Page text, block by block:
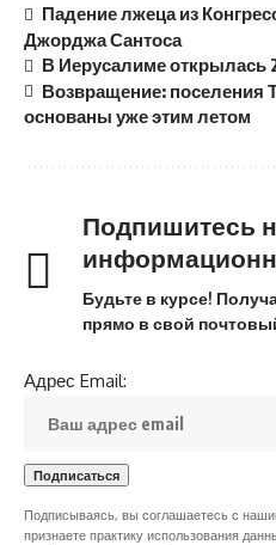
Падение лжеца из
Джорджа Сантоса
В Иерусалиме открылась
Возвращение: поселения
основаны уже этим летом
Подпишитесь
Будьте в курсе!
прямо в свой
Адрес Email:
Подписываясь, вы соглашаетесь с
признаете практику использования